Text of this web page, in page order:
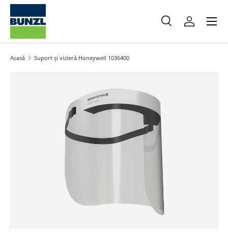
Salt la conținut
Caută
Caută
Meniu
Acasă Suport și vizieră Honeywell 1036400
Salt la informațiile produsului